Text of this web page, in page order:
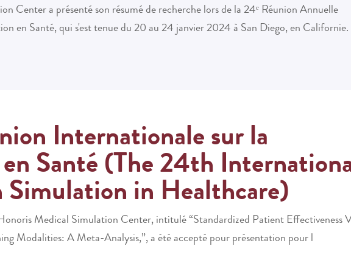
Center a présenté son résumé de recherche lors de la 24ᵉ Réunion Annuelle
en Santé, qui s'est tenue du 20 au 24 janvier 2024 à San Diego, en Californie.
Internationale sur la
Santé (The 24th
Simulation in Healthcare)
Medical Simulation Center, intitulé“Standardized Patient Effectiveness
Modalities: A Meta-Analysis,”, a été accepté pour présentation pour l